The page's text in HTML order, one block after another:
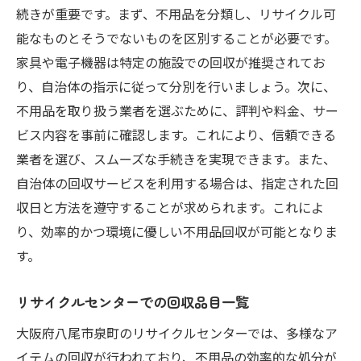
続きが重要です。まず、不用品を分類し、リサイクル可
能なものとそうでないものを区別することが必要です。
家具や電子機器は特定の施設での回収が推奨されてお
り、自治体の指示に従って分別を行いましょう。次に、
不用品を取り扱う業者を選ぶために、評判や料金、サー
ビス内容を事前に確認します。これにより、信頼できる
業者を選び、スムーズな手続きを実現できます。また、
自治体の回収サービスを利用する場合は、指定された回
収日と方法を遵守することが求められます。これによ
り、効率的かつ環境に優しい不用品回収が可能となりま
す。
リサイクルセンターでの回収品目一覧
大阪府八尾市泉町のリサイクルセンターでは、多様なア
イテムの回収が行われており、不用品の効率的な処分が